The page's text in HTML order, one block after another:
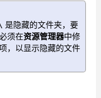
是隐藏的文件夹，要
须在资源管理器中修
，以显示隐藏的文件